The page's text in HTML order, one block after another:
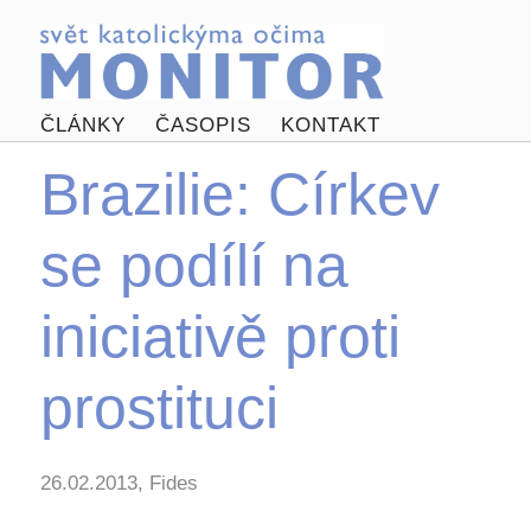
ČLÁNKY ČASOPIS KONTAKT
Brazilie: Církev
se podílí na
iniciativě proti
prostituci
26.02.2013, Fides